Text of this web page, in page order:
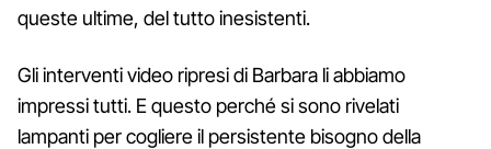
queste ultime, del tutto inesistenti.
Gli interventi video ripresi di Barbara li abbiamo
impressi tutti. E questo perché si sono rivelati
lampanti per cogliere il persistente bisogno della